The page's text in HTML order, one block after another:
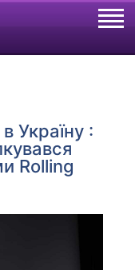
Україну :
Rolling